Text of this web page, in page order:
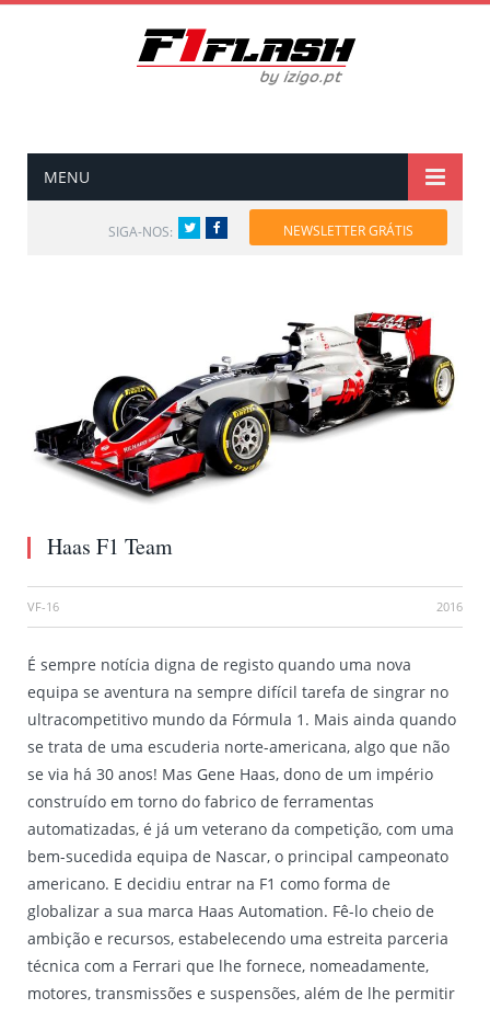
MENU
SIGA-NOS: TwitterFacebook NEWSLETTER GRÁTIS
Haas F1 Team
VF-16 2016
É sempre notícia digna de registo quando uma nova
equipa se aventura na sempre difícil tarefa de singrar no
ultracompetitivo mundo da Fórmula 1. Mais ainda quando
se trata de uma escuderia norte-americana, algo que não
se via há 30 anos! Mas Gene Haas, dono de um império
construído em torno do fabrico de ferramentas
automatizadas, é já um veterano da competição, com uma
bem-sucedida equipa de Nascar, o principal campeonato
americano. E decidiu entrar na F1 como forma de
globalizar a sua marca Haas Automation. Fê-lo cheio de
ambição e recursos, estabelecendo uma estreita parceria
técnica com a Ferrari que lhe fornece, nomeadamente,
motores, transmissões e suspensões, além de lhe permitir